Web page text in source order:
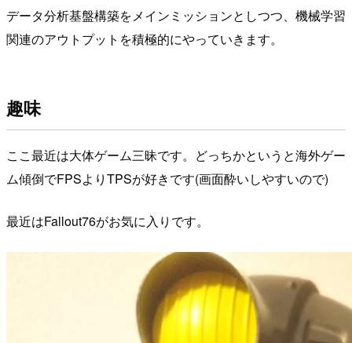
データ分析基盤構築をメインミッションとしつつ、機械学習
関連のアウトプットを積極的にやっていきます。
趣味
ここ最近は大体ゲーム三昧です。どっちかというと海外ゲー
ム傾倒でFPSよりTPSが好きです(画面酔いしやすいので)
最近はFallout76がお気に入りです。